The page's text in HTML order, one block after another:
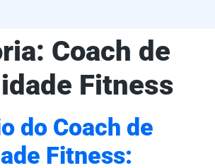
Coach de
Fitness
do Coach de
Fitness: